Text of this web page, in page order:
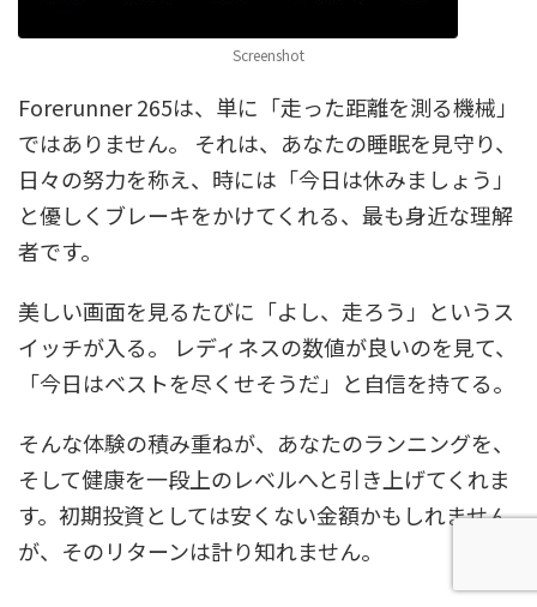
Screenshot
Forerunner 265は、単に「走った距離を測る機械」
ではありません。 それは、あなたの睡眠を見守り、
日々の努力を称え、時には「今日は休みましょう」
と優しくブレーキをかけてくれる、最も身近な理解
者です。
美しい画面を見るたびに「よし、走ろう」というス
イッチが入る。 レディネスの数値が良いのを見て、
「今日はベストを尽くせそうだ」と自信を持てる。
そんな体験の積み重ねが、あなたのランニングを、
そして健康を一段上のレベルへと引き上げてくれま
す。初期投資としては安くない金額かもしれません
が、そのリターンは計り知れません。